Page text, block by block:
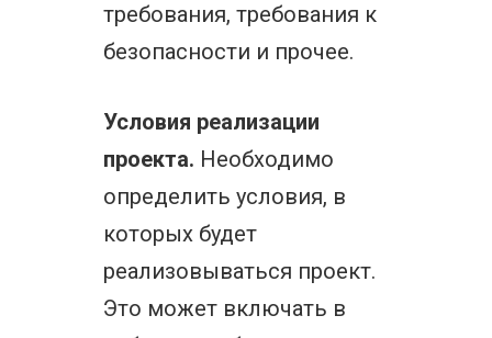
требования, требования к
безопасности и прочее.
Условия реализации
проекта. Необходимо
определить условия, в
которых будет
реализовываться проект.
Это может включать в